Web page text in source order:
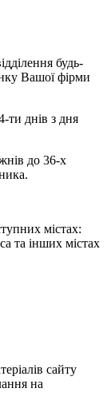
будь-
Вашої фірми
ти днів з дня
до 36-х
містах:
та інших містах
сайту
на